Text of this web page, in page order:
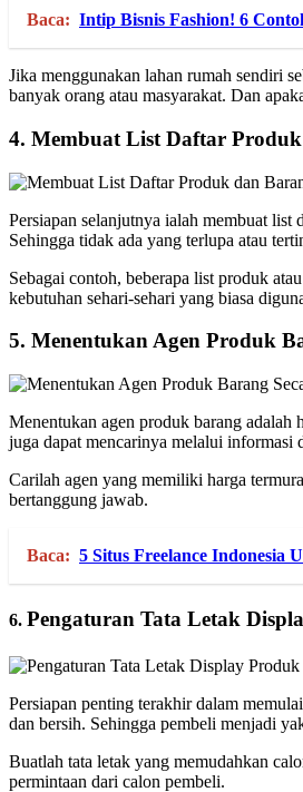
Baca: Intip Bisnis Fashion! 6
Jika menggunakan lahan rumah sendiri
banyak orang atau masyarakat. Dan
4. Membuat List Daftar
Persiapan selanjutnya ialah membuat
Sehingga tidak ada yang terlupa atau
Sebagai contoh, beberapa list produk
kebutuhan sehari-sehari yang biasa
5. Menentukan Agen Produk
Menentukan agen produk barang
juga dapat mencarinya melalui informasi
Carilah agen yang memiliki harga
bertanggung jawab.
Baca: 5 Situs Freelance Indonesia
6. Pengaturan Tata Letak
Persiapan penting terakhir dalam
dan bersih. Sehingga pembeli menjadi
Buatlah tata letak yang memudahkan
permintaan dari calon pembeli.